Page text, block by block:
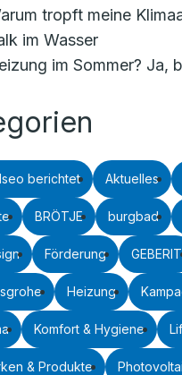
tropft meine
im Wasser
im Sommer? Ja,
berichtet Aktuelles
BRÖTJE burgbad
Förderung GEBERIT
Heizung
Komfort & Hygiene
& Produkte